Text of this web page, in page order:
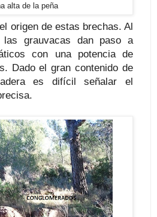
alta de la peña
origen de estas brechas. Al
las grauvacas dan paso a
con una potencia de
Dado el gran contenido de
es difícil señalar el